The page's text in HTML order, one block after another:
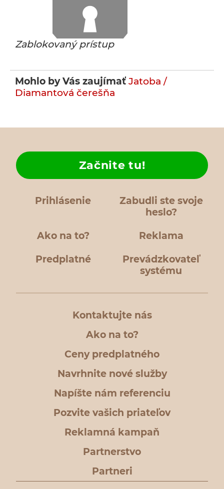
Zablokovaný prístup
Mohlo by Vás zaujímať Jatoba /
Diamantová čerešňa
Prihlásenie
Zabudli ste svoje
heslo?
Ako na to?
Začnite tu!
Reklama
Predplatné
Prevádzkovateľ
systému
Kontaktujte nás
Ako na to?
Ceny predplatného
Navrhnite nové služby
Napíšte nám referenciu
Pozvite vašich priateľov
Reklamná kampaň
Partnerstvo
Partneri